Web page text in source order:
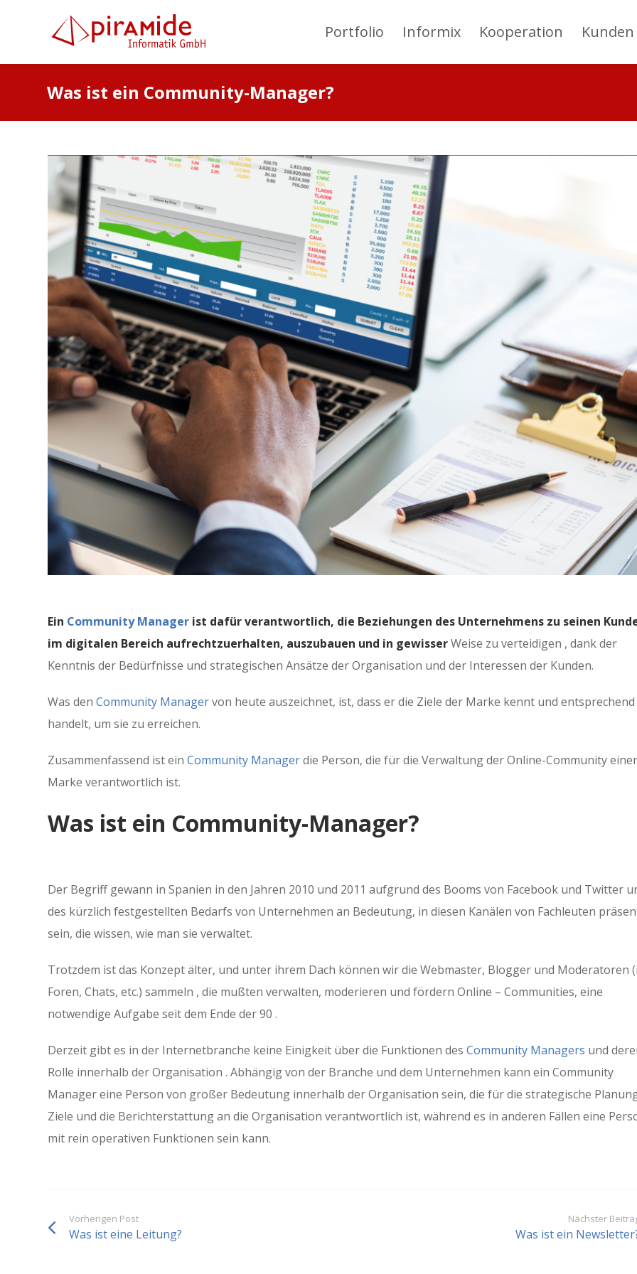
Portfolio Informix Kooperation Kunden
Was ist ein Community-Manager?
Ein Community Manager ist dafür verantwortlich, die Beziehungen des Unternehmens zu seinen
im digitalen Bereich aufrechtzuerhalten, auszubauen und in gewisserWeise zu verteidigen , dank der
Kenntnis der Bedürfnisse und strategischen Ansätze der Organisation und der Interessen der Kunden.
Was den Community Managervon heute auszeichnet, ist, dass er die Ziele der Marke kennt und entsprechend
handelt, um sie zu erreichen.
Zusammenfassend ist ein Community Managerdie Person, die für die Verwaltung der Online-Community einer
Marke verantwortlich ist.
Was ist ein Community-Manager?
Der Begriff gewann in Spanien in den Jahren 2010 und 2011 aufgrund des Booms von Facebook und Twitter
des kürzlich festgestellten Bedarfs von Unternehmen an Bedeutung, in diesen Kanälen von Fachleuten
sein, die wissen, wie man sie verwaltet.
Trotzdem ist das Konzept älter, und unter ihrem Dach können wir die Webmaster, Blogger und Moderatoren
Foren, Chats, etc.) sammeln , die mußten verwalten, moderieren und fördern Online – Communities, eine
notwendige Aufgabe seit dem Ende der 90 .
Derzeit gibt es in der Internetbranche keine Einigkeit über die Funktionen des Community Managers und
Rolle innerhalb der Organisation . Abhängig von der Branche und dem Unternehmen kann ein Community
Manager eine Person von großer Bedeutung innerhalb der Organisation sein, die für die strategische
Ziele und die Berichterstattung an die Organisation verantwortlich ist, während es in anderen Fällen eine
mit rein operativen Funktionen sein kann.
Vorherigen Post
Was ist eine Leitung?
Nächster
Was ist ein